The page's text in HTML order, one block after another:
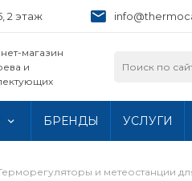
2 этаж
магазин
и
БРЕНДЫ УСЛУГИ
и метеостанции